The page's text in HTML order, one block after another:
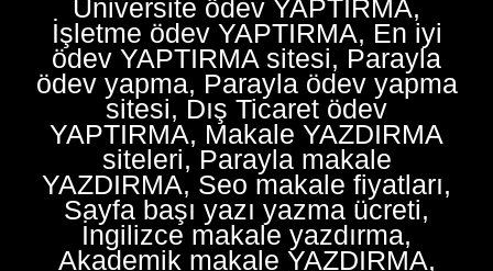
Üniversite ödev YAPTIRMA,
İşletme ödev YAPTIRMA, En iyi
ödev YAPTIRMA sitesi, Parayla
ödev yapma, Parayla ödev yapma
sitesi, Dış Ticaret ödev
YAPTIRMA, Makale YAZDIRMA
siteleri, Parayla makale
YAZDIRMA, Seo makale fiyatları,
Sayfa başı yazı yazma ücreti,
İngilizce makale yazdırma,
Akademik makale YAZDIRMA,